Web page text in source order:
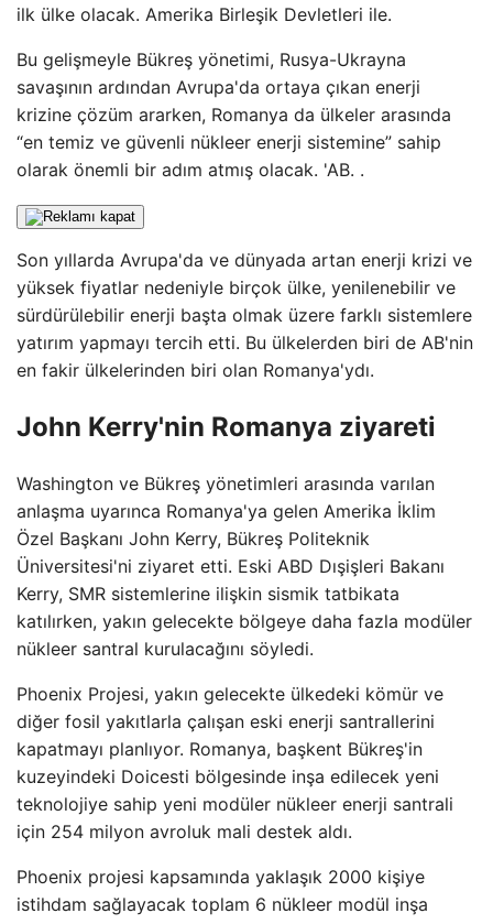
ilk ülke olacak. Amerika Birleşik Devletleri ile.
Bu gelişmeyle Bükreş yönetimi, Rusya-Ukrayna
savaşının ardından Avrupa'da ortaya çıkan enerji
krizine çözüm ararken, Romanya da ülkeler arasında
“en temiz ve güvenli nükleer enerji sistemine” sahip
olarak önemli bir adım atmış olacak. 'AB. .
Son yıllarda Avrupa'da ve dünyada artan enerji krizi ve
yüksek fiyatlar nedeniyle birçok ülke, yenilenebilir ve
sürdürülebilir enerji başta olmak üzere farklı sistemlere
yatırım yapmayı tercih etti. Bu ülkelerden biri de AB'nin
en fakir ülkelerinden biri olan Romanya'ydı.
John Kerry'nin Romanya ziyareti
Washington ve Bükreş yönetimleri arasında varılan
anlaşma uyarınca Romanya'ya gelen Amerika İklim
Özel Başkanı John Kerry, Bükreş Politeknik
Üniversitesi'ni ziyaret etti. Eski ABD Dışişleri Bakanı
Kerry, SMR sistemlerine ilişkin sismik tatbikata
katılırken, yakın gelecekte bölgeye daha fazla modüler
nükleer santral kurulacağını söyledi.
Phoenix Projesi, yakın gelecekte ülkedeki kömür ve
diğer fosil yakıtlarla çalışan eski enerji santrallerini
kapatmayı planlıyor. Romanya, başkent Bükreş'in
kuzeyindeki Doicesti bölgesinde inşa edilecek yeni
teknolojiye sahip yeni modüler nükleer enerji santrali
için 254 milyon avroluk mali destek aldı.
Phoenix projesi kapsamında yaklaşık 2000 kişiye
istihdam sağlayacak toplam 6 nükleer modül inşa